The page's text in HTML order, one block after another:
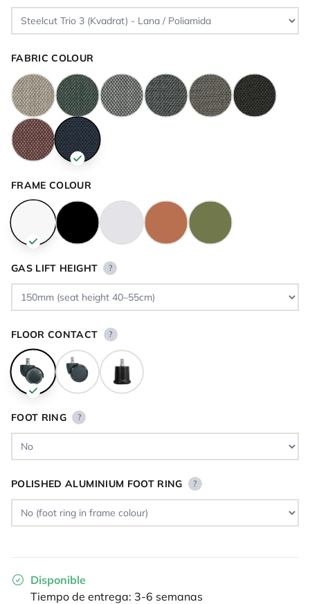
FABRIC COLOUR
FRAME COLOUR
GAS LIFT HEIGHT ?
FLOOR CONTACT ?
FOOT RING ?
POLISHED ALUMINIUM FOOT RING ?
Disponible
Tiempo de entrega: 3-6 semanas